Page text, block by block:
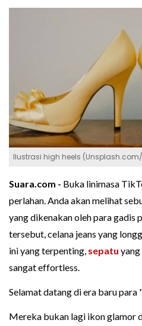
Ilustrasi high heels
Suara.com - Buka linimasa
perlahan. Anda akan melihat
yang dikenakan oleh para gadis
tersebut, celana jeans yang
ini yang terpenting, sepatu
sangat effortless.
Selamat datang di era baru
Mereka bukan lagi ikon glamor